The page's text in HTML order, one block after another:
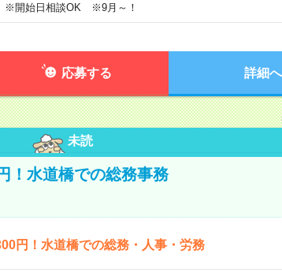
※開始日相談OK ※9月～！
応募する 詳細へ
未読
！水道橋での総務事務
円！水道橋での総務・人事・労務